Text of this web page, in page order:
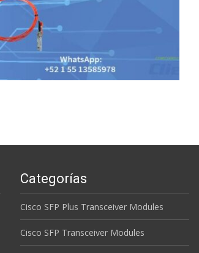
Categorías
Cisco SFP Plus Transceiver Modules
Cisco SFP Transceiver Modules